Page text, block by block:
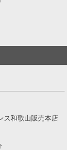
ス和歌山販売本店